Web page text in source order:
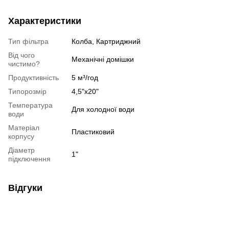
Характеристики
Тип фільтра
Колба, Картриджний
Від чого
чистимо?
Механічні домішки
Продуктивність
5 м³/год
Типорозмір
4,5"х20"
Температура
води
Для холодної води
Матеріал
корпусу
Пластиковий
Діаметр
підключення
1"
Відгуки